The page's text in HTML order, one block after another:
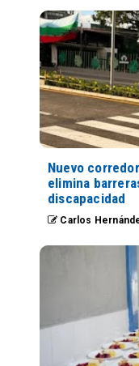
Nuevo
elimina
discapacidad
Carlos